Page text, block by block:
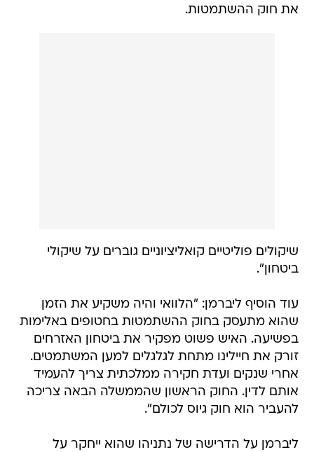
את חוק ההשתמטות.
שיקולים פוליטיים קואליציוניים גוברים על שיקולי
ביטחון".
עוד הוסיף ליברמן: "הלוואי והיה משקיע את הזמן
שהוא מתעסק בחוק ההשתמטות בחטופים באלימות
בפשיעה. האיש פשוט מפקיר את ביטחון האזרחים
זורק את חיילינו מתחת לגלגלים למען המשתמטים.
אחרי שנקים ועדת חקירה ממלכתית צריך להעמיד
אותם לדין. החוק הראשון שהממשלה הבאה צריכה
להעביר הוא חוק גיוס לכולם".
ליברמן על הדרישה של נתניהו שהוא ייחקר על